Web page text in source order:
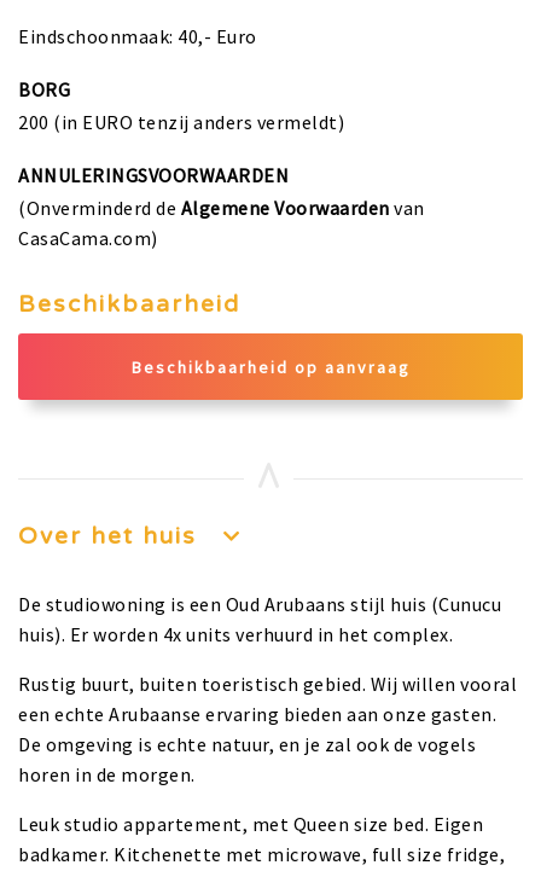
Eindschoonmaak: 40,- Euro
BORG
200 (in EURO tenzij anders vermeldt)
ANNULERINGSVOORWAARDEN
(Onverminderd de Algemene Voorwaarden van
CasaCama.com)
Beschikbaarheid
Beschikbaarheid op aanvraag
Over het huis
De studiowoning is een Oud Arubaans stijl huis (Cunucu
huis). Er worden 4x units verhuurd in het complex.
Rustig buurt, buiten toeristisch gebied. Wij willen vooral
een echte Arubaanse ervaring bieden aan onze gasten.
De omgeving is echte natuur, en je zal ook de vogels
horen in de morgen.
Leuk studio appartement, met Queen size bed. Eigen
badkamer. Kitchenette met microwave, full size fridge,